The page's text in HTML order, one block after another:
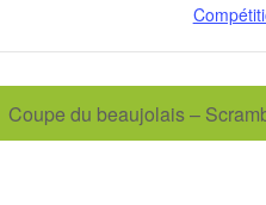
Coupe du beaujolais –